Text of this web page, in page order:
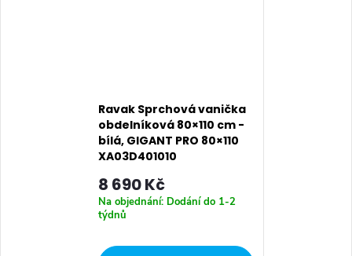
Ravak Sprchová vanička
obdelníková 80×110 cm -
bílá, GIGANT PRO 80×110
XA03D401010
8 690 Kč
Na objednání: Dodání do 1-2
týdnů